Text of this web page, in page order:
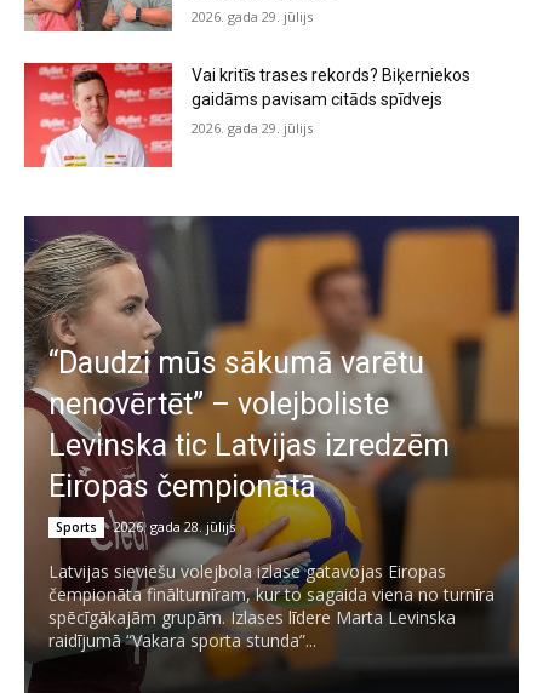
2026. gada 29. jūlijs
Vai kritīs trases rekords? Biķerniekos
gaidāms pavisam citāds spīdvejs
2026. gada 29. jūlijs
“Daudzi mūs sākumā varētu
nenovērtēt” – volejboliste
Levinska tic Latvijas izredzēm
Eiropas čempionātā
Sports 2026. gada 28. jūlijs
Latvijas sieviešu volejbola izlase gatavojas Eiropas
čempionāta finālturnīram, kur to sagaida viena no turnīra
spēcīgākajām grupām. Izlases līdere Marta Levinska
raidījumā “Vakara sporta stunda”...